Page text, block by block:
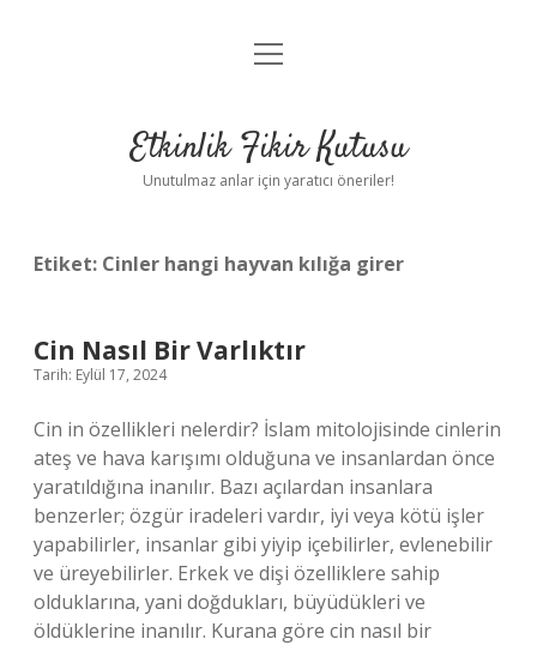
Anasayfa
Yasal Uyarı
menüyü
Etkinlik Fikir Kutusu
Unutulmaz anlar için yaratıcı öneriler!
Etiket: Cinler hangi hayvan kılığa girer
Cin Nasıl Bir Varlıktır
Tarih: Eylül 17, 2024
Cin in özellikleri nelerdir? İslam mitolojisinde cinlerin
ateş ve hava karışımı olduğuna ve insanlardan önce
yaratıldığına inanılır. Bazı açılardan insanlara
benzerler; özgür iradeleri vardır, iyi veya kötü işler
yapabilirler, insanlar gibi yiyip içebilirler, evlenebilir
ve üreyebilirler. Erkek ve dişi özelliklere sahip
olduklarına, yani doğdukları, büyüdükleri ve
öldüklerine inanılır. Kurana göre cin nasıl bir